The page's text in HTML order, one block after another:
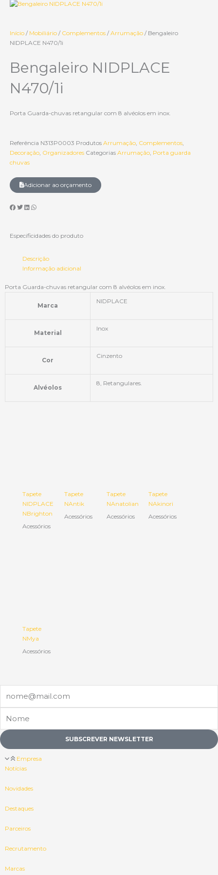
Início / Mobiliário / Complementos / Arrumação / Bengaleiro
NIDPLACE N470/1i
Bengaleiro NIDPLACE
N470/1i
Porta Guarda-chuvas retangular com 8 alvéolos em inox.
Referência N313P0003 Produtos Arrumação Complementos
Decoração Organizadores Categorias Arrumação Porta guarda
chuvas
Adicionar ao orçamento
Especificidades do produto
Descrição
Informação adicional
Porta Guarda-chuvas retangular com 8 alvéolos em inox.
Marca
NIDPLACE
Material
Inox
Cor
Cinzento
Alvéolos
8, Retangulares.
Tapete
NIDPLACE
NBrighton
Acessórios
Tapete
NAntik
Acessórios
Tapete
NAnatolian
Acessórios
Tapete
NAkinori
Acessórios
Tapete
NMya
Acessórios
SUBSCREVER NEWSLETTER
Empresa
Notícias
Novidades
Destaques
Parceiros
Recrutamento
Marcas